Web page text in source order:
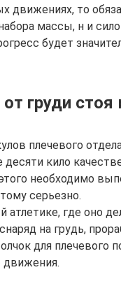
движениях, то
массы, н и
будет
груди стоя
плечевого
десяти кило
необходимо
серьезно.
где оно
на грудь,
для плечевого
движения.